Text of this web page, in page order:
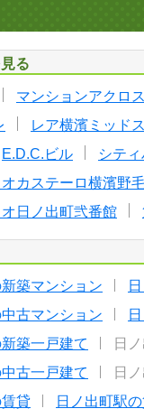
る
マンションアクロス
レア横濱ミッド
E.D.C.ビル シテ
オカステーロ横濱野
オ日ノ出町弐番館
築マンション
古マンション
築一戸建て
日
古一戸建て
日
貸 日ノ出町駅